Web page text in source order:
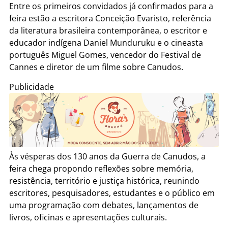
Entre os primeiros convidados já confirmados para a
feira estão a escritora Conceição Evaristo, referência
da literatura brasileira contemporânea, o escritor e
educador indígena Daniel Munduruku e o cineasta
português Miguel Gomes, vencedor do Festival de
Cannes e diretor de um filme sobre Canudos.
Publicidade
Às vésperas dos 130 anos da Guerra de Canudos, a
feira chega propondo reflexões sobre memória,
resistência, território e justiça histórica, reunindo
escritores, pesquisadores, estudantes e o público em
uma programação com debates, lançamentos de
livros, oficinas e apresentações culturais.